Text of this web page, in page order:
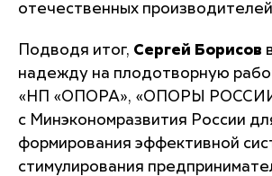
отечественных
Подводя итог, Сергей Борисов
надежду на плодотворную
«НП «ОПОРА», «ОПОРЫ
с Минэкономразвития России
формирования эффективной
стимулирования